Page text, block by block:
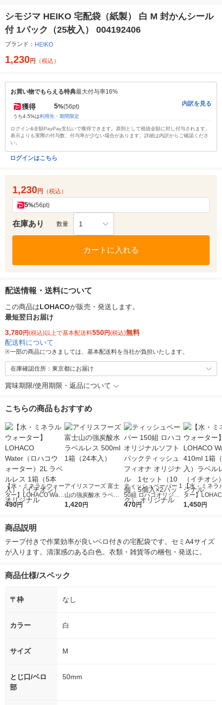
シモジマ HEIKO 宅配袋（紙製） 白 M 封かんシール
付 1パック（25枚入） 004192406
ブランド： HEIKO
1,230円 （税込）
お買い物でもらえる特典最大付与率16%
獲得 5%(56pt)
うち4.5%は利用先・期間限定
内訳を見る
ログイン&全額PayPay支払いで獲得できます。原則として税抜金額に対し付与されます。
表示よりも実際の付与数、付与率が少ない場合があります。詳細は内訳からご確認くださ
い。
ログインはこちら
1,230円 （税込）
5%(56pt)
在庫あり 数量 1
カートに入れる
配送情報・送料について
この商品はLOHACOが販売・発送します。
最短翌日お届け
3,780円(税込)以上で基本配送料550円(税込)無料
配送料について
※一部の商品につきましては、基本配送料を当社が負担いたします。
在庫確認住所：東京都にお届け
賞味期限/使用期限・返品について
こちらの商品もおすすめ
【水・ミネラルウォー
ター】LOHACO Wate
r（ロハコウォータ
シ） オリジナル
490円
アイリスフーズ 富士
山の強炭酸水 ラベル
レス 500ml 1箱（24
1,420円
ティッシュペーパー 1
50組 ロハコオリジナ
ルソフトパックティッ
オリジナル
470円
【水・ミネラ
ター】
r 410ml 1箱（
1,450円
商品説明
テープ付きで作業効率が良いベロ付きの宅配袋です。セミA4サイズ
が入ります。清潔感のある白色。衣類・雑貨等の梱包・発送に。
商品仕様/スペック
〒枠 なし
カラー 白
サイズ M
とじ口/ベロ
部
50mm